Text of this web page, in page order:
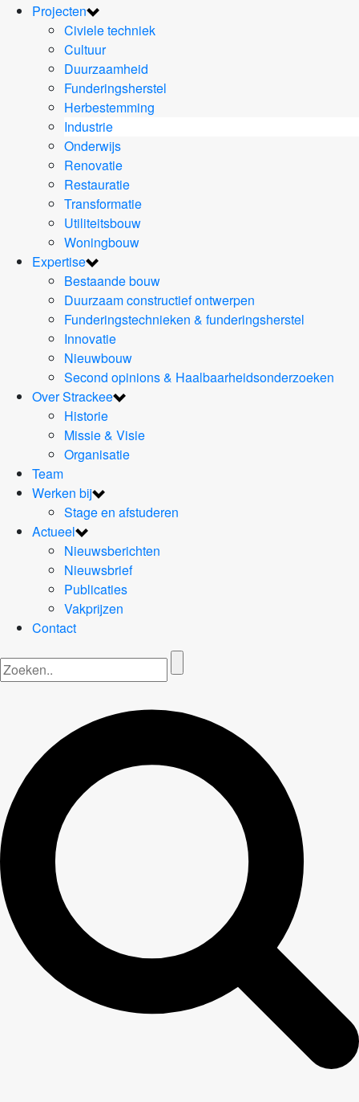
Projecten
Civiele techniek
Cultuur
Duurzaamheid
Funderingsherstel
Herbestemming
Industrie
Onderwijs
Renovatie
Restauratie
Transformatie
Utiliteitsbouw
Woningbouw
Expertise
Bestaande bouw
Duurzaam constructief ontwerpen
Funderingstechnieken & funderingsherstel
Innovatie
Nieuwbouw
Second opinions & Haalbaarheidsonderzoeken
Over Strackee
Historie
Missie & Visie
Organisatie
Team
Werken bij
Stage en afstuderen
Actueel
Nieuwsberichten
Nieuwsbrief
Publicaties
Vakprijzen
Contact